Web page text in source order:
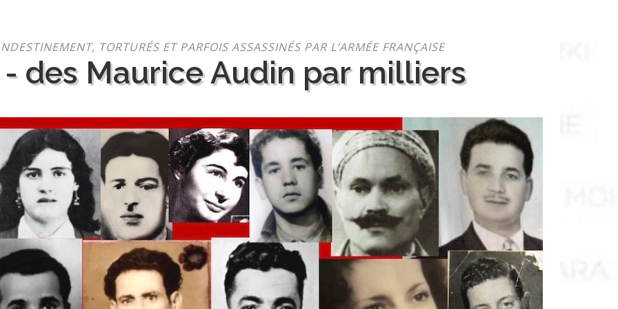
TORTURÉS ET PARFOIS ASSASSINÉS PAR L’ARMÉE FRANÇAISE
des Maurice Audin par milliers